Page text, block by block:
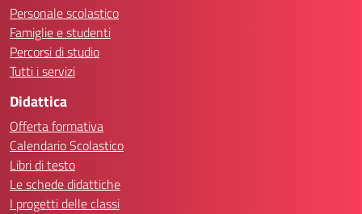
Personale scolastico
Famiglie e studenti
Percorsi di studio
Tutti i servizi
Didattica
Offerta formativa
Calendario Scolastico
Libri di testo
Le schede didattiche
I progetti delle classi